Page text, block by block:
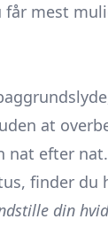
mest
at
nat efter nat.
finder du
din